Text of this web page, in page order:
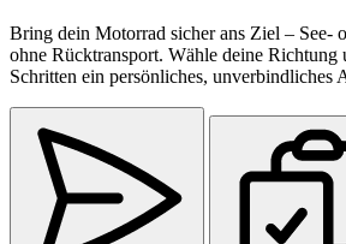
Bring dein Motorrad sicher ans Ziel – See-
ohne Rücktransport. Wähle deine Richtung
Schritten ein persönliches, unverbindliches